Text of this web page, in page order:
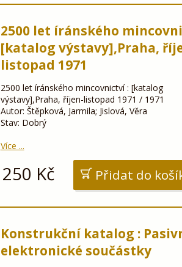
2500 let íránského
[katalog výstavy],Praha,
listopad 1971
2500 let íránského mincovnictví : [katalog
výstavy],Praha, říjen-listopad 1971 / 1971
Autor: Štěpková, Jarmila; Jislová, Věra
Stav: Dobrý
Více ...
250 Kč Přidat do
Konstrukční katalog :
elektronické součástky